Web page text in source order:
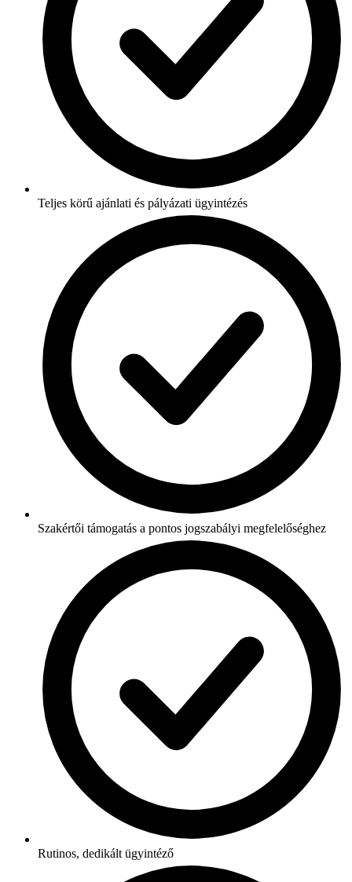
Teljes körű ajánlati és pályázati ügyintézés
Szakértői támogatás a pontos jogszabályi megfelelőséghez
Rutinos, dedikált ügyintéző